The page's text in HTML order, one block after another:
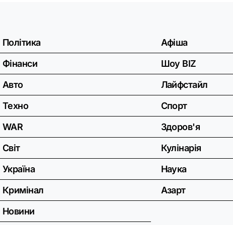
Політика
Фінанси
Авто
Техно
WAR
Світ
Україна
Кримінал
Новини
Афіша
Шоу BIZ
Лайфстайл
Спорт
Здоров'я
Кулінарія
Наука
Азарт